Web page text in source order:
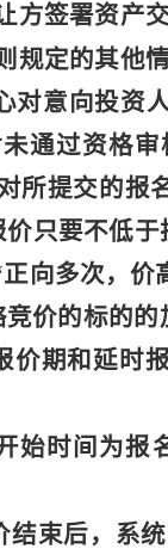
方签署资产
规定的其他
对意向投资
通过资格
所提交的报
只要不低
向多次，价
价的标的
价期和延时
始时间为报
结束后，系